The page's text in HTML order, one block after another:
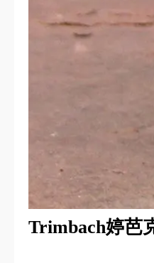
Trimbach婷芭